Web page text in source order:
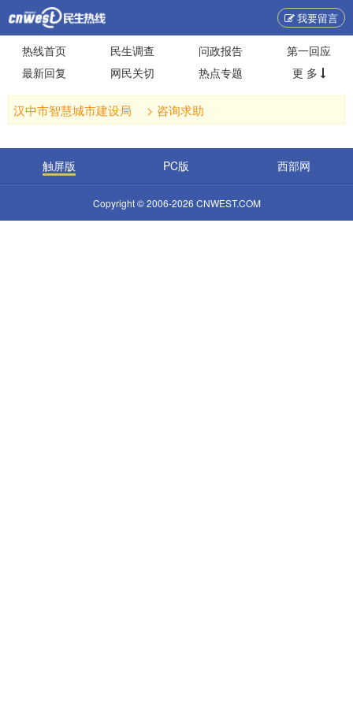
我要留言
热线首页 民生调查 问政报告
第一回应
最新回复
网民关切 热点专题 更 多
汉中市智慧城市建设局 > 咨询求助
触屏版 PC版 西部网
Copyright © 2006-2026 CNWEST.COM